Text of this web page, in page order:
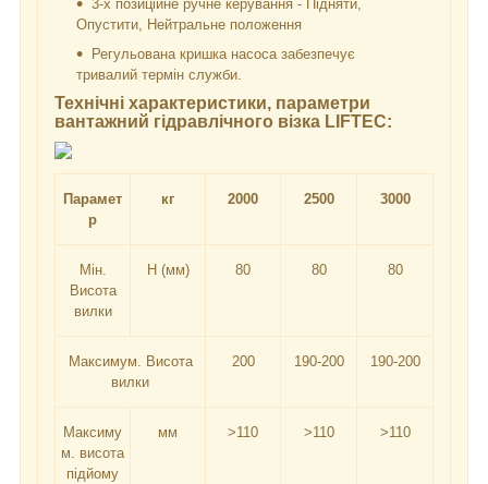
3-х позиційне ручне керування - Підняти,
Опустити, Нейтральне положення
Регульована кришка насоса забезпечує
тривалий термін служби.
Технічні характеристики, параметри
вантажний гідравлічного візка LIFTEC:
Парамет
р
кг 2000 2500 3000
Мін.
Висота
вилки
H (мм) 80 80 80
Максимум. Висота
вилки
200 190-200 190-200
Максиму
м. висота
підйому
мм >110 >110 >110